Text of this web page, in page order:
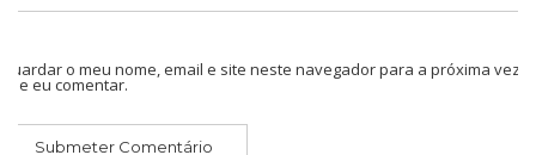
Guardar o meu nome, email e site neste navegador para a próxima vez
que eu comentar.